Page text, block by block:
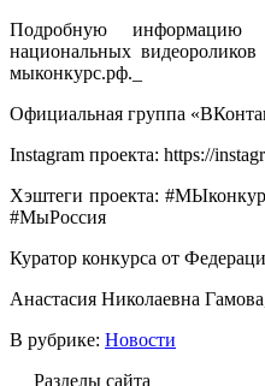
Подробную информацию
национальных
мыконкурс.рф._
Официальная группа
Instagram проекта: https://
Хэштеги проекта:
#МыРоссия
Куратор конкурса от
Анастасия Николаевна
В рубрике: Новости
Разделы сайта